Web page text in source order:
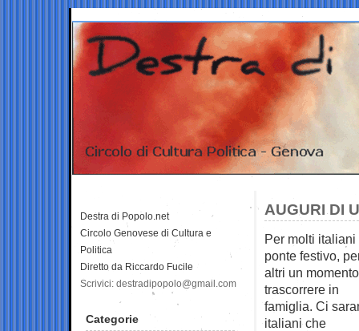
AUGURI DI
Per molti
ponte festivo,
altri un
trascorrere in
famiglia. Ci
italiani che
Destra di Popolo.net
Circolo Genovese di Cultura e
Politica
Diretto da Riccardo Fucile
Scrivici: destradipopolo@gmail.com
Categorie